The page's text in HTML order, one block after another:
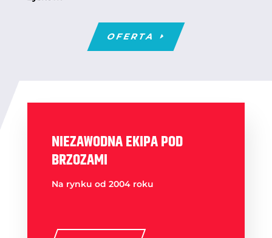
OFERTA
NIEZAWODNA EKIPA POD
BRZOZAMI
Na rynku od 2004 roku